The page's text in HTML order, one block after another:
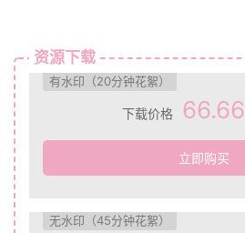
资源下载
有水印（20分钟花絮）
下载价格 66.66
立即购买
无水印（45分钟花絮）